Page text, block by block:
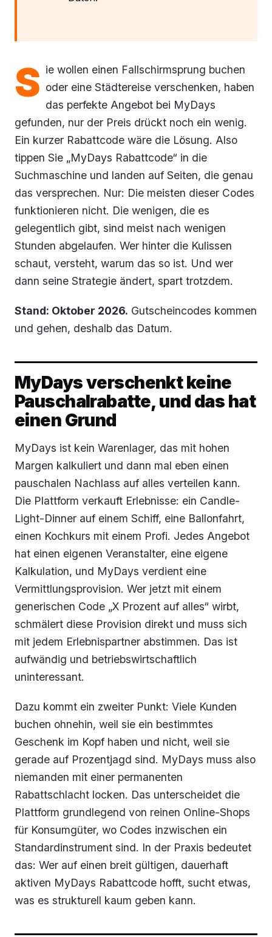
S ie wollen einen Fallschirmsprung buchen
oder eine Städtereise verschenken, haben
das perfekte Angebot bei MyDays
gefunden, nur der Preis drückt noch ein wenig.
Ein kurzer Rabattcode wäre die Lösung. Also
tippen Sie „MyDays Rabattcode“ in die
Suchmaschine und landen auf Seiten, die genau
das versprechen. Nur: Die meisten dieser Codes
funktionieren nicht. Die wenigen, die es
gelegentlich gibt, sind meist nach wenigen
Stunden abgelaufen. Wer hinter die Kulissen
schaut, versteht, warum das so ist. Und wer
dann seine Strategie ändert, spart trotzdem.
Stand: Oktober 2026. Gutscheincodes kommen
und gehen, deshalb das Datum.
MyDays verschenkt keine
Pauschalrabatte, und das hat
einen Grund
MyDays ist kein Warenlager, das mit hohen
Margen kalkuliert und dann mal eben einen
pauschalen Nachlass auf alles verteilen kann.
Die Plattform verkauft Erlebnisse: ein Candle-
Light-Dinner auf einem Schiff, eine Ballonfahrt,
einen Kochkurs mit einem Profi. Jedes Angebot
hat einen eigenen Veranstalter, eine eigene
Kalkulation, und MyDays verdient eine
Vermittlungsprovision. Wer jetzt mit einem
generischen Code „X Prozent auf alles“ wirbt,
schmälert diese Provision direkt und muss sich
mit jedem Erlebnispartner abstimmen. Das ist
aufwändig und betriebswirtschaftlich
uninteressant.
Dazu kommt ein zweiter Punkt: Viele Kunden
buchen ohnehin, weil sie ein bestimmtes
Geschenk im Kopf haben und nicht, weil sie
gerade auf Prozentjagd sind. MyDays muss also
niemanden mit einer permanenten
Rabattschlacht locken. Das unterscheidet die
Plattform grundlegend von reinen Online-Shops
für Konsumgüter, wo Codes inzwischen ein
Standardinstrument sind. In der Praxis bedeutet
das: Wer auf einen breit gültigen, dauerhaft
aktiven MyDays Rabattcode hofft, sucht etwas,
was es strukturell kaum geben kann.